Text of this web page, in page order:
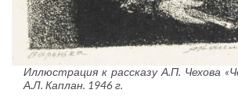
Иллюстрация к рассказу А.П. Чехова
А.Л. Каплан. 1946 г.